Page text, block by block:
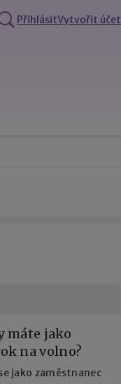
PřihlásitVytvořit účet
máte jako
na volno?
jako zaměstnanec